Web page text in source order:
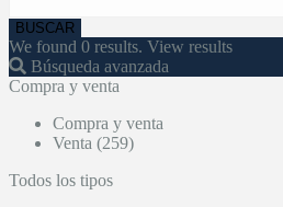
We found 0 results. View results
Búsqueda avanzada
Compra y venta
Compra y venta
Venta (259)
Todos los tipos